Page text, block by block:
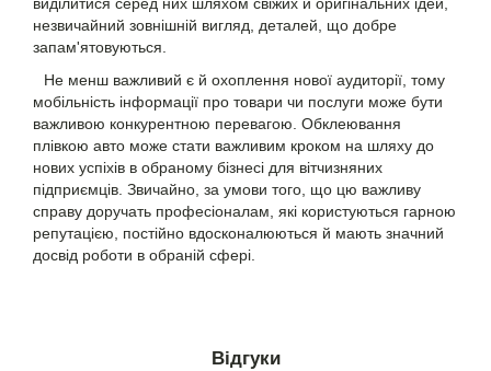
незвичайний зовнішній вигляд, деталей, що добре
запам'ятовуються.
Не менш важливий є й охоплення нової аудиторії, тому
мобільність інформації про товари чи послуги може бути
важливою конкурентною перевагою. Обклеювання
плівкою авто може стати важливим кроком на шляху до
нових успіхів в обраному бізнесі для вітчизняних
підприємців. Звичайно, за умови того, що цю важливу
справу доручать професіоналам, які користуються гарною
репутацією, постійно вдосконалюються й мають значний
досвід роботи в обраній сфері.
Відгуки